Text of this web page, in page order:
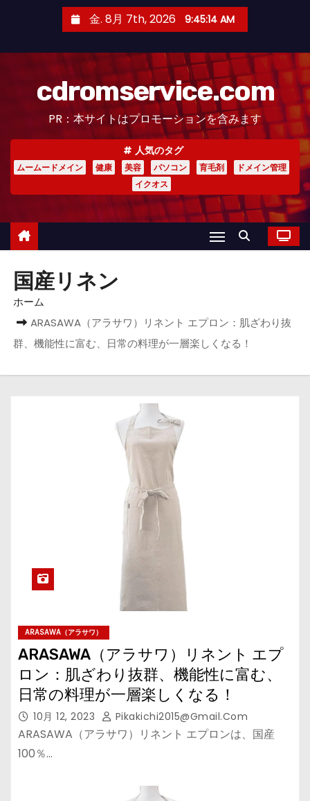
金. 8月 7th, 2026 9:45:15 AM
cdromservice.com
PR：本サイトはプロモーションを含みます
人気のタグ
ムームードメイン 健康 美容 パソコン 育毛剤
ドメイン管理
イクオス
国産リネン
ホーム
ARASAWA（アラサワ）リネント エプロン：肌ざわり抜
群、機能性に富む、日常の料理が一層楽しくなる！
ARASAWA（アラサワ）
ARASAWA（アラサワ）リネント エプ
ロン：肌ざわり抜群、機能性に富む、
日常の料理が一層楽しくなる！
10月 12, 2023 Pikakichi2015@gmail.com
ARASAWA（アラサワ）リネント エプロンは、国産
100％…